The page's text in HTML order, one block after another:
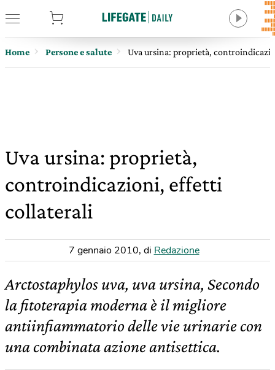
Home Persone e salute Uva ursina: proprietà,
Uva ursina: proprietà,
controindicazioni, effetti
collaterali
7 gennaio 2010, di Redazione
Arctostaphylos uva, uva ursina, Secondo
la fitoterapia moderna è il migliore
antiinfiammatorio delle vie urinarie con
una combinata azione antisettica.